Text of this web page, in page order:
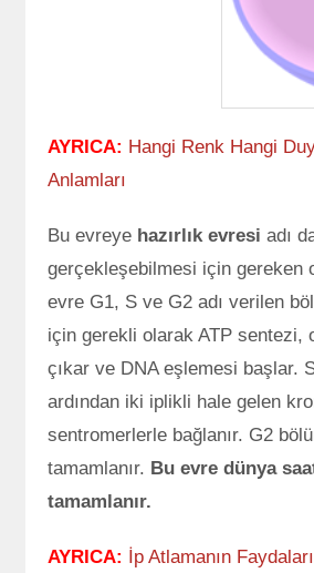
AYRICA: Hangi Renk Hangi
Anlamları
Bu evreye hazırlık evresi adı
gerçekleşebilmesi için gereken
evre G1, S ve G2 adı verilen
için gerekli olarak ATP sentezi,
çıkar ve DNA eşlemesi başlar.
ardından iki iplikli hale gelen
sentromerlerle bağlanır. G2
tamamlanır. Bu evre dünya
tamamlanır.
AYRICA: İp Atlamanın